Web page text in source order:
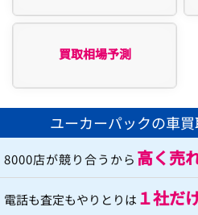
買取相場予測
ユーカーパックの車
8000店が競り合うから 高く売
電話も査定もやりとりは １社だ